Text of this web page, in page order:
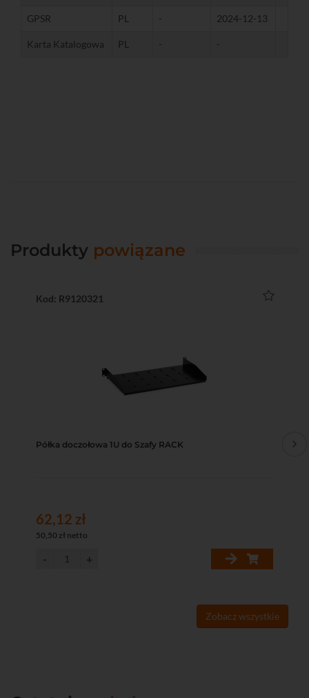
GPSR PL - 2024-12-13
Karta Katalogowa PL - -
Produkty powiązane
Kod: R9120321
Półka doczołowa 1U do Szafy RACK
62,12 zł
50,50 zł netto
Zobacz wszystkie